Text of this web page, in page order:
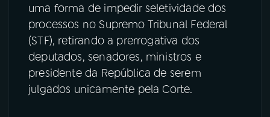
uma forma de impedir seletividade dos
processos no Supremo Tribunal Federal
(STF), retirando a prerrogativa dos
deputados, senadores, ministros e
presidente da República de serem
julgados unicamente pela Corte.